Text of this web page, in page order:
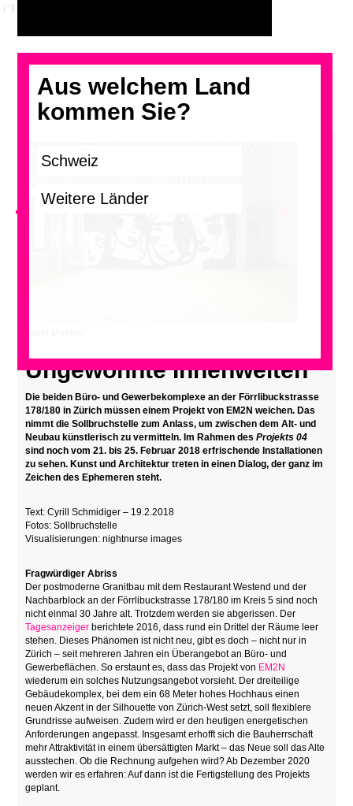
Aus welchem Land
kommen Sie?
<
Ungewohnte Innenwelten
Die beiden Büro- und Gewerbekomplexe an der Förrlibuckstrasse
178/180 in Zürich müssen einem Projekt von EM2N weichen. Das
nimmt die Sollbruchstelle zum Anlass, um zwischen dem Alt- und
Neubau künstlerisch zu vermitteln. Im Rahmen desProjekts 04
sind noch vom 21. bis 25. Februar 2018 erfrischende Installationen
zu sehen. Kunst und Architektur treten in einen Dialog, der ganz im
Zeichen des Ephemeren steht.
Text: Cyrill Schmidiger – 19.2.2018
Fotos: Sollbruchstelle
Visualisierungen: nightnurse images
Fragwürdiger Abriss
Der postmoderne Granitbau mit dem Restaurant Westend und der
Nachbarblock an der Förrlibuckstrasse 178/180 im Kreis 5 sind noch
nicht einmal 30 Jahre alt. Trotzdem werden sie abgerissen. Der
Tagesanzeiger berichtete 2016, dass rund ein Drittel der Räume leer
stehen. Dieses Phänomen ist nicht neu, gibt es doch – nicht nur in
Zürich – seit mehreren Jahren ein Überangebot an Büro- und
Gewerbeflächen. So erstaunt es, dass das Projekt von EM2N
wiederum ein solches Nutzungsangebot vorsieht. Der dreiteilige
Gebäudekomplex, bei dem ein 68 Meter hohes Hochhaus einen
neuen Akzent in der Silhouette von Zürich-West setzt, soll flexiblere
Grundrisse aufweisen. Zudem wird er den heutigen energetischen
Anforderungen angepasst. Insgesamt erhofft sich die Bauherrschaft
mehr Attraktivität in einem übersättigten Markt – das Neue soll das Alte
ausstechen. Ob die Rechnung aufgehen wird? Ab Dezember 2020
werden wir es erfahren: Auf dann ist die Fertigstellung des Projekts
geplant.